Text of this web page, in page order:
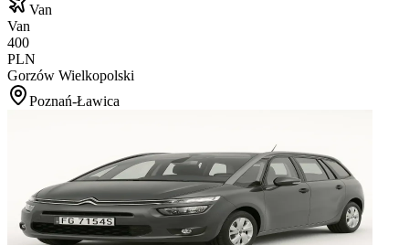
Van
Van
400
PLN
Gorzów Wielkopolski
Poznań-Ławica